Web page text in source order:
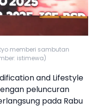
memberi sambutan
istimewa)
and Lifestyle
peluncuran
pada Rabu